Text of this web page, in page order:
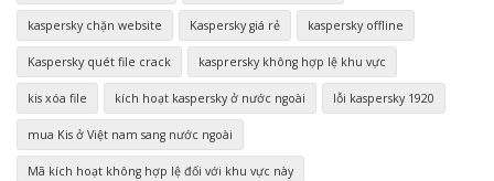
kaspersky chặn website Kaspersky giá rẻ kaspersky offline
Kaspersky quét file crack kasprersky không hợp lệ khu vực
kis xóa file kích hoạt kaspersky ở nước ngoài lỗi kaspersky 1920
mua Kis ở Việt nam sang nước ngoài
Mã kích hoạt không hợp lệ đối với khu vực này